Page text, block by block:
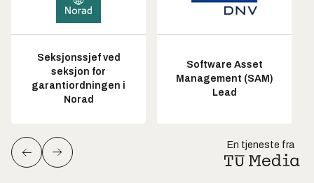
Seksjonssjef ved
seksjon for
garantiordningen i
Norad
Software Asset
Management (SAM)
Lead
En tjeneste fra